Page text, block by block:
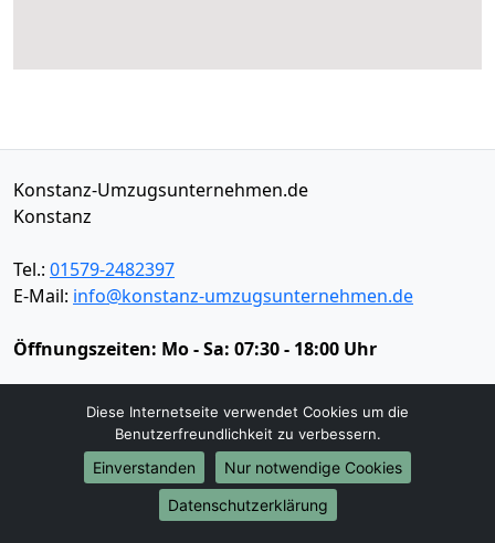
Konstanz-Umzugsunternehmen.de
Konstanz
Tel.: 01579-2482397
E-Mail: info@konstanz-umzugsunternehmen.de
Öffnungszeiten: Mo - Sa: 07:30 - 18:00 Uhr
Datenschutz
Umzugsservice
Diese Internetseite verwendet Cookies um die
Benutzerfreundlichkeit zu verbessern.
Einverstanden
Nur notwendige Cookies
Datenschutzerklärung